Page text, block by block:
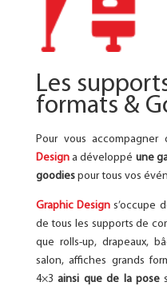
Les
formats &
Pour vous
Designa développé une
goodiespour tous vos
Graphic Design s’occupe
de tous les supports de
que rolls-up, drapeaux,
salon, affiches grands
4×3ainsi que de la pose